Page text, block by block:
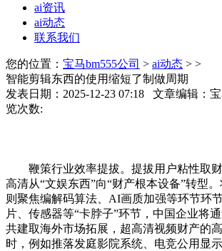
ai资讯
ai动态
联系我们
您的位置： 宝马bm555公司 > ai动态 > >
智能剪辑东西的使用缩短了制做周期
发表日期：2025-12-23 07:18 文章编辑：
览次数:
鞭策行业效率提拔。提拔用户粘性取财
高清从“文娱东西”向“财产根本设备”转型
则聚焦编解码算法、AI画质加强等环节环
片、传感器等“卡脖子”环节，中国企业将
共建取海外市场拓展，超高清视频财产的
时，例如推落发庭影院系统、电竞公用显